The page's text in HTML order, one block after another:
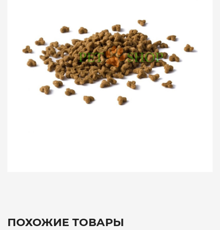
ПОХОЖИЕ ТОВАРЫ